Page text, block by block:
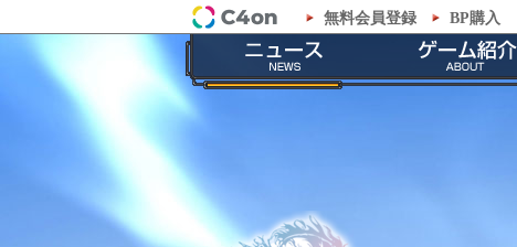
無料会員登録 BP購入
「M2-神甲天翔伝-」公式サイト